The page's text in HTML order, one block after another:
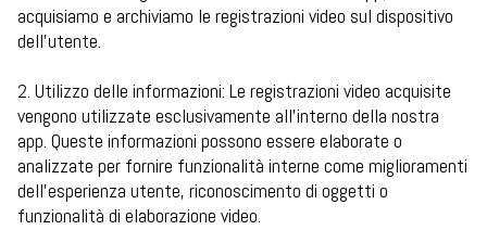
acquisiamo e archiviamo le registrazioni video sul dispositivo
dell'utente.
2. Utilizzo delle informazioni: Le registrazioni video acquisite
vengono utilizzate esclusivamente all'interno della nostra
app. Queste informazioni possono essere elaborate o
analizzate per fornire funzionalità interne come miglioramenti
dell'esperienza utente, riconoscimento di oggetti o
funzionalità di elaborazione video.